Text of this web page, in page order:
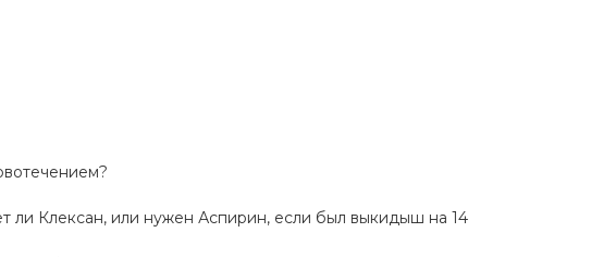
ли Клексан, или нужен Аспирин, если был выкидыш на 14